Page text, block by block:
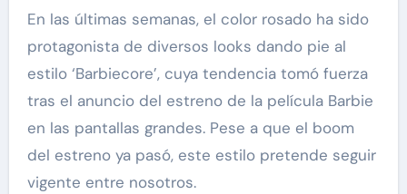
En las últimas semanas, el color rosado ha sido
protagonista de diversos looks dando pie al
estilo ‘Barbiecore’, cuya tendencia tomó fuerza
tras el anuncio del estreno de la película Barbie
en las pantallas grandes. Pese a que el boom
del estreno ya pasó, este estilo pretende seguir
vigente entre nosotros.